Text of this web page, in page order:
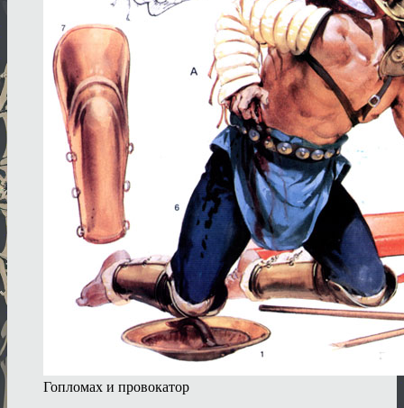
Гопломах и провокатор